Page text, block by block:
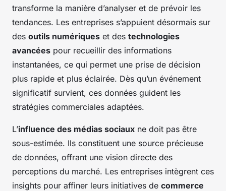
transforme la manière d’analyser et de prévoir les
tendances. Les entreprises s’appuient désormais sur
des outils numériques et des technologies
avancées pour recueillir des informations
instantanées, ce qui permet une prise de décision
plus rapide et plus éclairée. Dès qu’un événement
significatif survient, ces données guident les
stratégies commerciales adaptées.
L’influence des médias sociaux ne doit pas être
sous-estimée. Ils constituent une source précieuse
de données, offrant une vision directe des
perceptions du marché. Les entreprises intègrent ces
insights pour affiner leurs initiatives de commerce